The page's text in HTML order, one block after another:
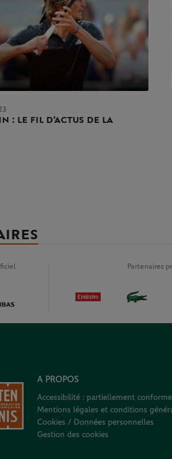
: le fil d'actus de la
Partenaires
A PROPOS
Accessibilité : partiellement conforme
Mentions légales et conditions
Cookies / Données personnelles
Gestion des cookies